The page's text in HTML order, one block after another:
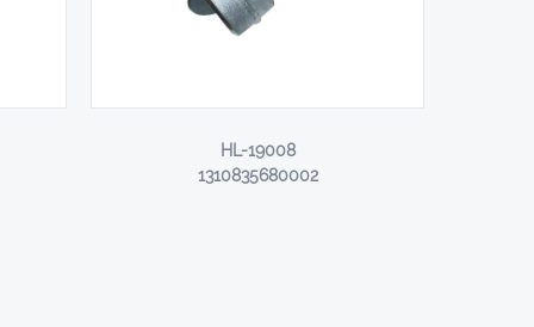
HL-19008
1310835680002